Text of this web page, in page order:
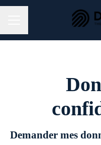
Demander mes